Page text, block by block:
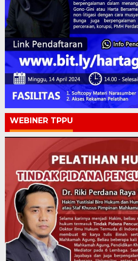
WEBINER TPPU